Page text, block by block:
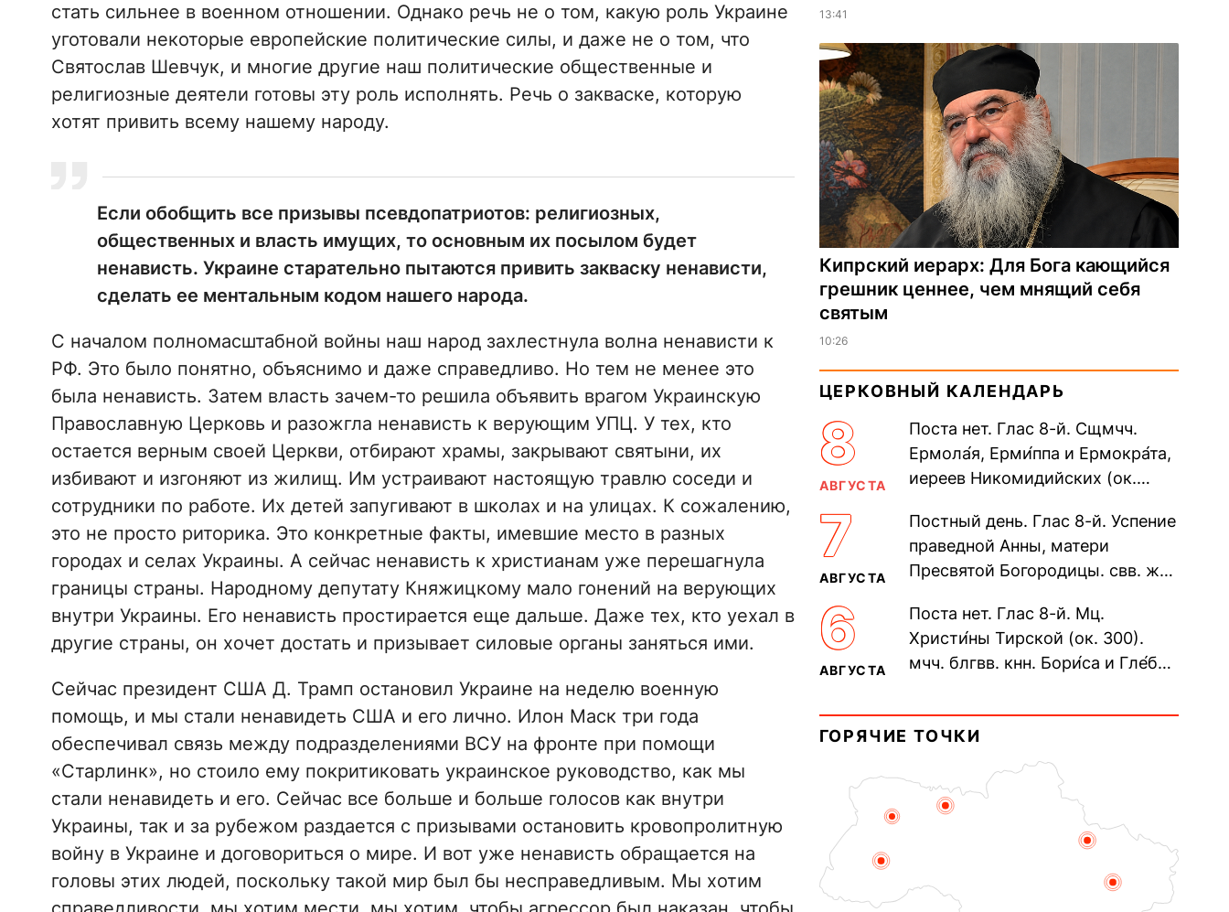
стать сильнее в военном отношении. Однако речь не о том, какую роль Украине
уготовали некоторые европейские политические силы, и даже не о том, что
Святослав Шевчук, и многие другие наш политические общественные и
религиозные деятели готовы эту роль исполнять. Речь о закваске, которую
хотят привить всему нашему народу.
Если обобщить все призывы псевдопатриотов: религиозных,
общественных и власть имущих, то основным их посылом будет
ненависть. Украине старательно пытаются привить закваску ненависти,
сделать ее ментальным кодом нашего народа.
С началом полномасштабной войны наш народ захлестнула волна ненависти к
РФ. Это было понятно, объяснимо и даже справедливо. Но тем не менее это
была ненависть. Затем власть зачем-то решила объявить врагом Украинскую
Православную Церковь и разожгла ненависть к верующим УПЦ. У тех, кто
остается верным своей Церкви, отбирают храмы, закрывают святыни, их
избивают и изгоняют из жилищ. Им устраивают настоящую травлю соседи и
сотрудники по работе. Их детей запугивают в школах и на улицах. К сожалению,
это не просто риторика. Это конкретные факты, имевшие место в разных
городах и селах Украины. А сейчас ненависть к христианам уже перешагнула
границы страны. Народному депутату Княжицкому мало гонений на верующих
внутри Украины. Его ненависть простирается еще дальше. Даже тех, кто уехал в
другие страны, он хочет достать и призывает силовые органы заняться ими.
Сейчас президент США Д. Трамп остановил Украине на неделю военную
помощь, и мы стали ненавидеть США и его лично. Илон Маск три года
обеспечивал связь между подразделениями ВСУ на фронте при помощи
«Старлинк», но стоило ему покритиковать украинское руководство, как мы
стали ненавидеть и его. Сейчас все больше и больше голосов как внутри
Украины, так и за рубежом раздается с призывами остановить кровопролитную
войну в Украине и договориться о мире. И вот уже ненависть обращается на
головы этих людей, поскольку такой мир был бы несправедливым. Мы хотим
13:41
Кипрский иерарх: Для Бога кающийся
грешник ценнее, чем мнящий себя
святым
10:26
ЦЕРКОВНЫЙ КАЛЕНДАРЬ
8
АВГУСТА
Поста нет. Глас 8-й. Сщмчч.
Ермола́я, Ерми́ппа и Ермокра́та,
иереев Никомидийских (ок.
Печерского, в Ближних
пещерах...
7
АВГУСТА
Постный день. Глас 8-й. Успение
праведной Анны, матери
Пресвятой Богородицы. свв. жен
прп. Евпракси́и девы,...
6
АВГУСТА
Поста нет. Глас 8-й. Мц.
Христи́ны Тирской (ок. 300).
мчч. блгвв. кнн. Бори́са и Гле́ба,
Дави́да (1015). Прп....
ГОРЯЧИЕ ТОЧКИ